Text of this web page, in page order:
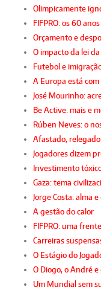
Olimpicamente
FIFPRO: os 60
Orçamento e
O impacto da lei
Futebol e
A Europa está
José Mourinho:
Be Active: mais e
Rúben Neves: o
Afastado,
Jogadores dizem
Investimento
Gaza: tema
Jorge Costa: alma
A gestão do calor
FIFPRO: uma
Carreiras
O Estágio do
O Diogo, o André
Um Mundial sem